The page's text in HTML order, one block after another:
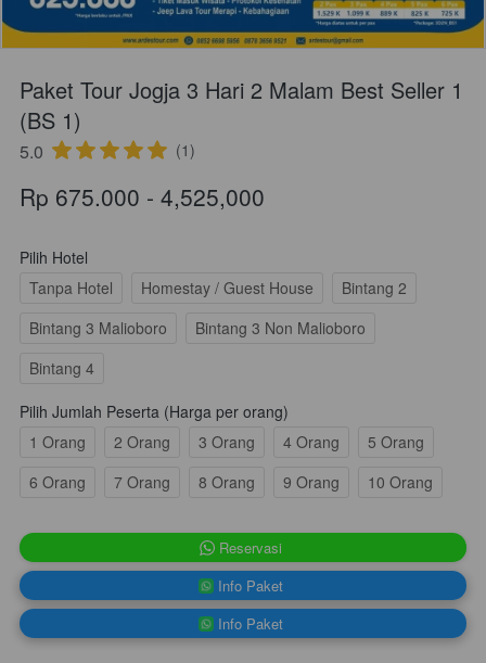
Paket Tour Jogja 3 Hari 2 Malam Best Seller 1
(BS 1)
5.0 (1)
Rp 675.000 - 4,525,000
Pilih Hotel
Tanpa Hotel
Homestay / Guest House
Bintang 2
Bintang 3 Malioboro
Bintang 3 Non Malioboro
Bintang 4
Pilih Jumlah Peserta (Harga per orang)
1 Orang
2 Orang 3 Orang 4 Orang
5 Orang
6 Orang
7 Orang 8 Orang 9 Orang 10 Orang
` Reservasi
` Info Paket
` Info Paket